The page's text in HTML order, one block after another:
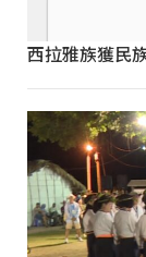
西拉雅族獲民